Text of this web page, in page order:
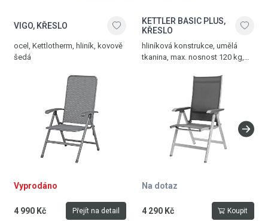
VIGO, KŘESLO
ocel, Kettlotherm, hliník, kovově
šedá
Vyprodáno
4 990 Kč Přejít na detail
KETTLER BASIC PLUS,
KŘESLO
hliníková konstrukce, umělá
tkanina, max. nosnost 120 kg,
Na dotaz
4 290 Kč Koupit